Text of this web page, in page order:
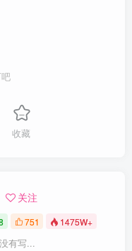
收藏
关注
751 1475W+
有写...